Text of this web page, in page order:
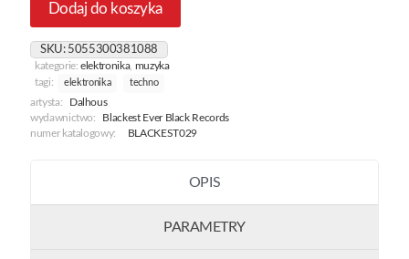
Dodaj do koszyka
SKU: 5055300381088
kategorie:elektronika, muzyka
tagi:
elektronika techno
artysta:
Dalhous
wydawnictwo:
Blackest Ever Black Records
numer katalogowy:
BLACKEST029
OPIS
PARAMETRY